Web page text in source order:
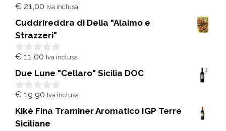
0
u
5
€ 21,00 Iva inclusa
Cuddrireddra di Delia "Alaimo e
Strazzeri"
0
u
5
€ 11,00 Iva inclusa
Due Lune "Cellaro" Sicilia DOC
0
u
5
€ 19,90 Iva inclusa
Kikè Fina Traminer Aromatico IGP Terre
Siciliane